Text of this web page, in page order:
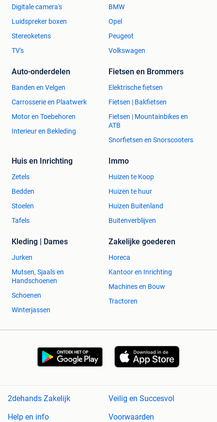
Digitale camera's
Luidspreker boxen
Stereoketens
TV's
BMW
Opel
Peugeot
Volkswagen
Auto-onderdelen
Banden en Velgen
Carrosserie en Plaatwerk
Motor en Toebehoren
Interieur en Bekleding
Fietsen en Brommers
Elektrische fietsen
Fietsen | Bakfietsen
Fietsen | Mountainbikes en
ATB
Snorfietsen en Snorscooters
Huis en Inrichting
Zetels
Bedden
Stoelen
Tafels
Immo
Huizen te Koop
Huizen te huur
Huizen Buitenland
Buitenverblijven
Kleding | Dames
Jurken
Mutsen, Sjaals en
Handschoenen
Schoenen
Winterjassen
Zakelijke goederen
Horeca
Kantoor en Inrichting
Machines en Bouw
Tractoren
2dehands Zakelijk
Veilig en Succesvol
Help en info
Voorwaarden